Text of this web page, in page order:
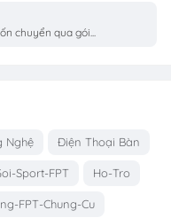
chuyển qua gói...
Nghệ Điện Thoại Bàn
Sport-FPT Ho-Tro
FPT-Chung-Cu